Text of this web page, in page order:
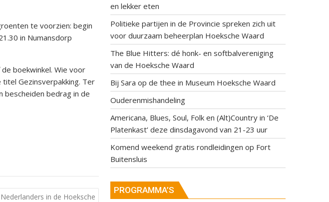
te voorzien: begin
in Numansdorp
boekwinkel. Wie voor
Gezinsverpakking. Ter
bescheiden bedrag in de
in de Hoeksche
en lekker eten
Politieke partijen in de Provincie spreken zich uit
voor duurzaam beheerplan Hoeksche Waard
The Blue Hitters: dé honk- en softbalvereniging
van de Hoeksche Waard
Bij Sara op de thee in Museum Hoeksche Waard
Ouderenmishandeling
Americana, Blues, Soul, Folk en (Alt)Country in ‘De
Platenkast’ deze dinsdagavond van 21-23 uur
Komend weekend gratis rondleidingen op Fort
Buitensluis
PROGRAMMA’S